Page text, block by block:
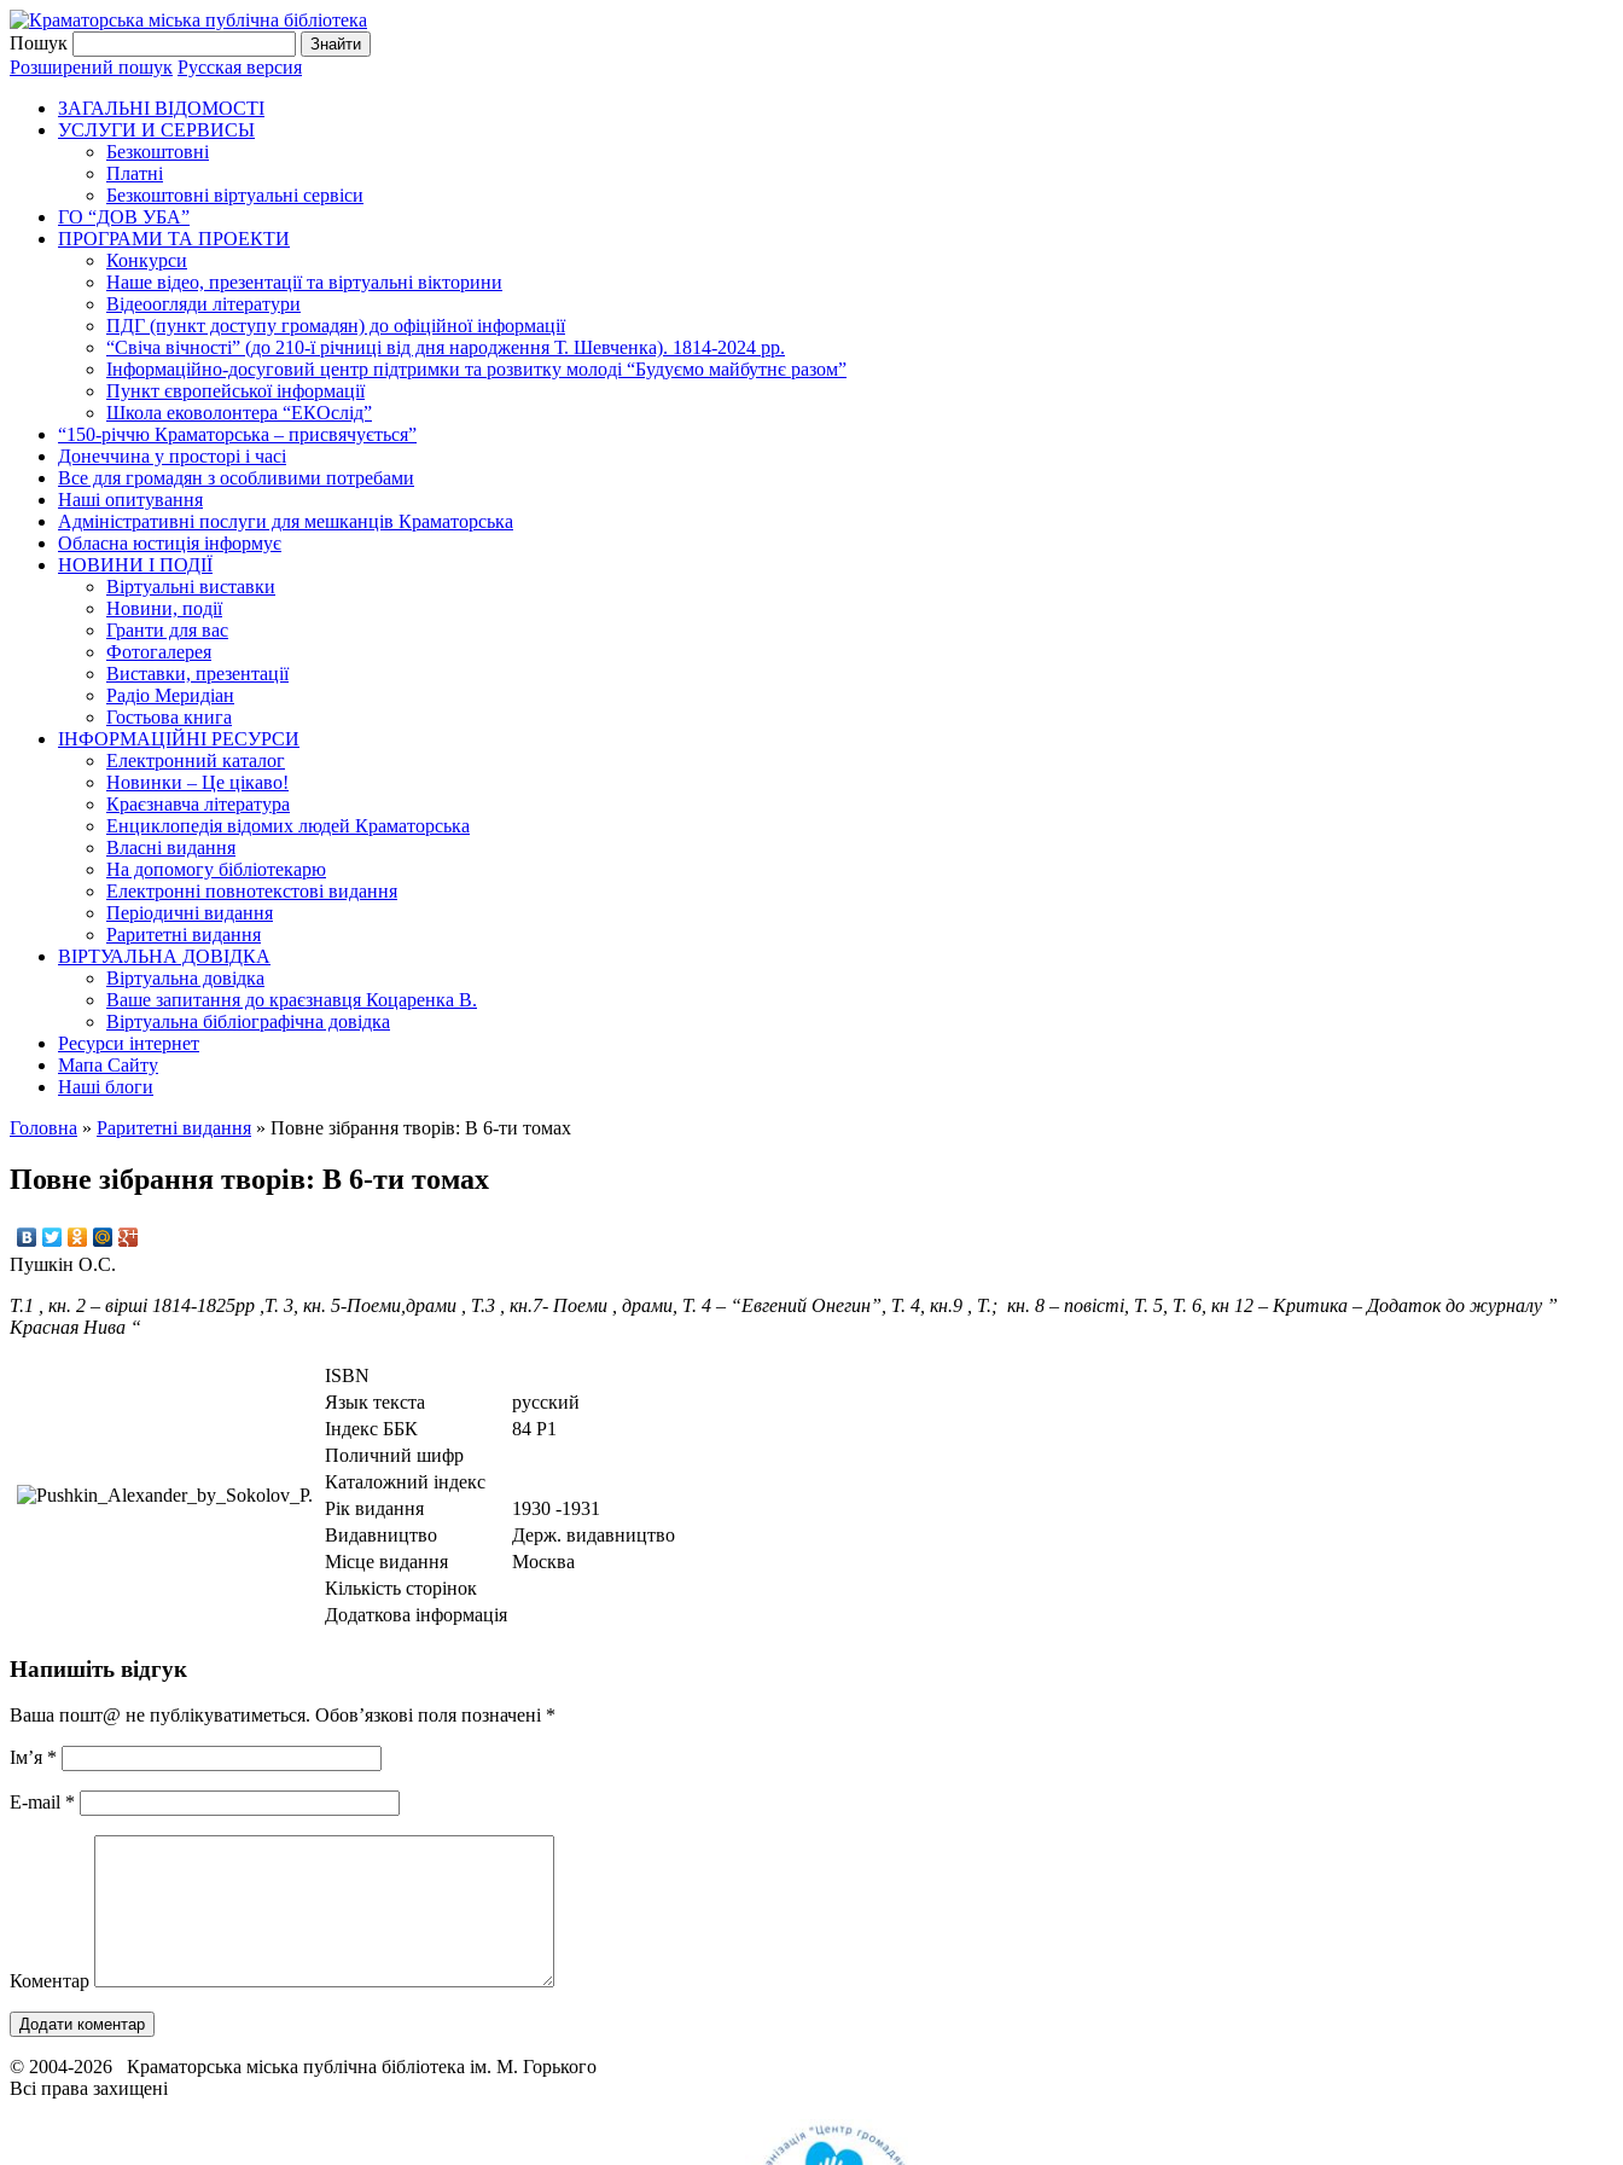
Пошук
Розширений пошук Русская версия
ЗАГАЛЬНI ВIДОМОСТI
УСЛУГИ И СЕРВИСЫ
Безкоштовнi
Платні
Безкоштовні віртуальні сервіси
ГО “ДОВ УБА”
ПРОГРАМИ ТА ПРОЕКТИ
Конкурси
Наше відео, презентації та віртуальні вікторини
Відеоогляди літератури
ПДГ (пункт доступу громадян) до офіційної інформації
“Свіча вічності” (до 210-ї річниці від дня народження Т. Шевченка). 1814-2024 рр.
Інформаційно-досуговий центр підтримки та розвитку молоді “Будуємо майбутнє разом”
Пункт європейської інформації
Школа ековолонтера “ЕКОслід”
“150-річчю Краматорська – присвячується”
Донеччина у просторі і часі
Все для громадян з особливими потребами
Наші опитування
Адміністративні послуги для мешканців Краматорська
Обласна юстиція інформує
НОВИНИ I ПОДIЇ
Вiртуальнi виставки
Новини, подiї
Гранти для вас
Фотогалерея
Виставки, презентації
Радіо Меридіан
Гостьова книга
IНФОРМАЦIЙНI РЕСУРСИ
Електронний каталог
Новинки – Це цiкаво!
Краєзнавча література
Енциклопедія відомих людей Краматорська
Власнi видання
На допомогу бібліотекарю
Електронні повнотекстові видання
Періодичні видання
Раритетні видання
ВIРТУАЛЬНА ДОВIДКА
Вiртуальна довiдка
Ваше запитання до краєзнавця Коцаренка В.
Вiртуальна бiблiографiчна довiдка
Ресурси інтернет
Мапа Сайту
Наші блоги
Головна » Раритетні видання » Повне зібрання творів: В 6-ти томах
Повне зібрання творів: В 6-ти томах
Пушкін О.С.
Т.1 , кн. 2 – вірші 1814-1825рр ,Т. 3, кн. 5-Поеми,драми , Т.3 , кн.7- Поеми , драми, Т. 4 – “Евгений Онегин”, Т. 4, кн.9 , Т.; кн. 8 – повісті, Т. 5, Т. 6, кн 12 – Критика – Додаток до журналу ”
Красная Нива “
ISBN
Язык текста
русский
Iндекс ББК
84 Р1
Поличний шифр
Каталожний індекс
Рік видання
1930 -1931
Видавництво
Держ. видавництво
Місце видання
Москва
Кількість сторінок
Додаткова інформація
Напишіть відгук
Ваша пошт@ не публікуватиметься. Обов’язкові поля позначені *
Ім’я *
E-mail *
Коментар
© 2004-2026 Краматорська міська публічна бібліотека ім. М. Горького
Всі права захищені